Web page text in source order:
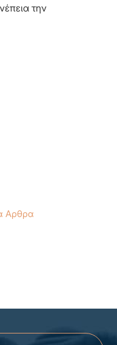
την
Αρθρα